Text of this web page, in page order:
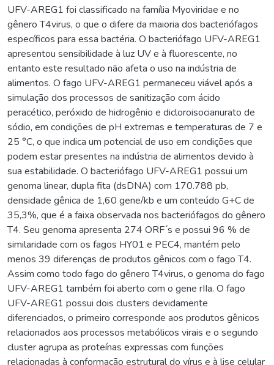
UFV-AREG1 foi classificado na família Myoviridae e no
gênero T4virus, o que o difere da maioria dos bacteriófagos
específicos para essa bactéria. O bacteriófago UFV-AREG1
apresentou sensibilidade à luz UV e à fluorescente, no
entanto este resultado não afeta o uso na indústria de
alimentos. O fago UFV-AREG1 permaneceu viável após a
simulação dos processos de sanitização com ácido
peracético, peróxido de hidrogênio e dicloroisocianurato de
sódio, em condições de pH extremas e temperaturas de 7 e
25 °C, o que indica um potencial de uso em condições que
podem estar presentes na indústria de alimentos devido à
sua estabilidade. O bacteriófago UFV-AREG1 possui um
genoma linear, dupla fita (dsDNA) com 170.788 pb,
densidade gênica de 1,60 gene/kb e um conteúdo G+C de
35,3%, que é a faixa observada nos bacteriófagos do gênero
T4. Seu genoma apresenta 274 ORF ́s e possui 96 % de
similaridade com os fagos HY01 e PEC4, mantém pelo
menos 39 diferenças de produtos gênicos com o fago T4.
Assim como todo fago do gênero T4virus, o genoma do fago
UFV-AREG1 também foi aberto com o gene rIIa. O fago
UFV-AREG1 possui dois clusters devidamente
diferenciados, o primeiro corresponde aos produtos gênicos
relacionados aos processos metabólicos virais e o segundo
cluster agrupa as proteínas expressas com funções
relacionadas à conformação estrutural do vírus e à lise celular